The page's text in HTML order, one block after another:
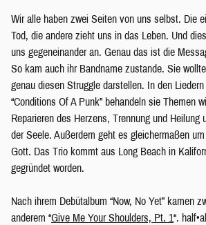
Wir alle haben zwei Seiten von uns selbst. Die
Tod, die andere zieht uns in das Leben. Und
uns gegeneinander an. Genau das ist die
So kam auch ihr Bandname zustande. Sie
genau diesen Struggle darstellen. In den
“Conditions Of A Punk” behandeln sie Themen
Reparieren des Herzens, Trennung und Heilung
der Seele. Außerdem geht es gleichermaßen
Gott. Das Trio kommt aus Long Beach in
gegründet worden.
Nach ihrem Debütalbum “Now, No Yet” kamen
anderem “Give Me Your Shoulders, Pt. 1“.